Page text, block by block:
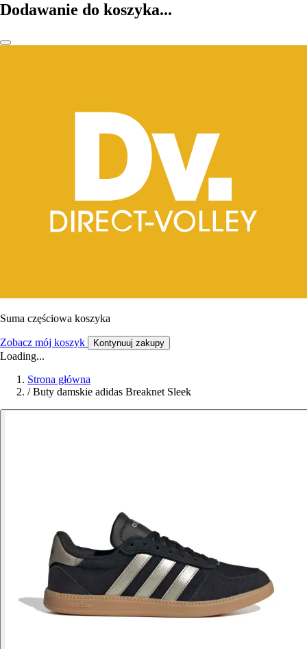
Dodawanie do koszyka...
Suma częściowa koszyka
Zobacz mój koszyk Kontynuuj zakupy
Loading...
Strona główna
/ Buty damskie adidas Breaknet Sleek